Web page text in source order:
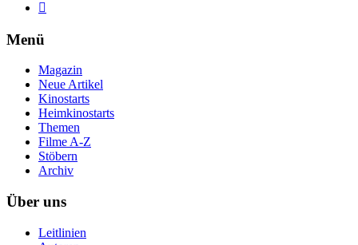

Menü
Magazin
Neue Artikel
Kinostarts
Heimkinostarts
Themen
Filme A-Z
Stöbern
Archiv
Über uns
Leitlinien